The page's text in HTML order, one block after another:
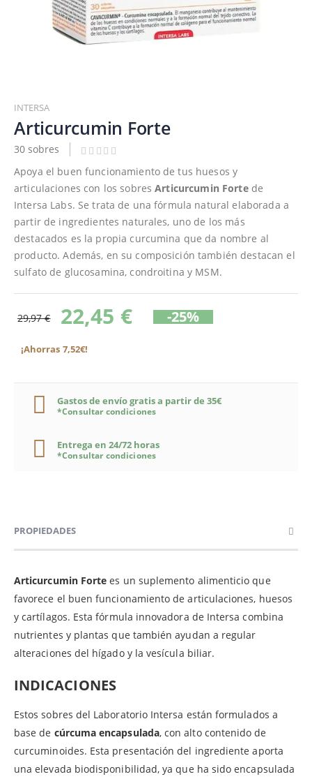
al
comienzo
de
la
galería
de
imágenes
INTERSA
Articurcumin Forte
30 sobres
Apoya el buen funcionamiento de tus huesos y
articulaciones con los sobresArticurcumin Fortede
Intersa Labs. Se trata de una fórmula natural elaborada a
partir de ingredientes naturales, uno de los más
destacados es la propia curcumina que da nombre al
producto. Además, en su composición también destacan el
sulfato de glucosamina, condroitina y MSM.
29,97 € 22,45 € -25%
¡Ahorras 7,52€!
Gastos de envío gratis a partir de 35€
*Consultar condiciones
Entrega en 24/72 horas
*Consultar condiciones
PROPIEDADES
Articurcumin Fortees un suplemento alimenticio que
favorece el buen funcionamiento de articulaciones, huesos
y cartílagos. Esta fórmula innovadora de Intersa combina
nutrientes y plantas que también ayudan a regular
alteraciones del hígado y la vesícula biliar.
INDICACIONES
Estos sobres del Laboratorio Intersa están formulados a
base de cúrcuma encapsulada, con alto contenido de
curcuminoides. Esta presentación del ingrediente aporta
una elevada biodisponibilidad, ya que ha sido encapsulada